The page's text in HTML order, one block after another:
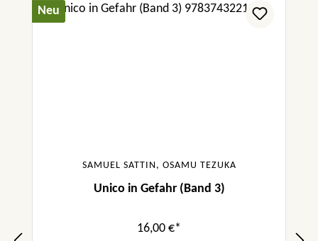
Neu
SAMUEL SATTIN, OSAMU TEZUKA
Unico in Gefahr (Band 3)
16,00 €*